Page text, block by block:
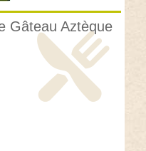
Gâteau Aztèque